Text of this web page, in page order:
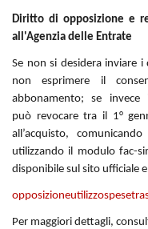
Diritto di opposizione e
all'Agenzia delle Entrate
Se non si desidera inviare
non esprimere il
abbonamento; se
può revocare tra il 1°
all’acquisto,
utilizzando il modulo fac-
disponibile sul sito ufficiale
Per maggiori dettagli,